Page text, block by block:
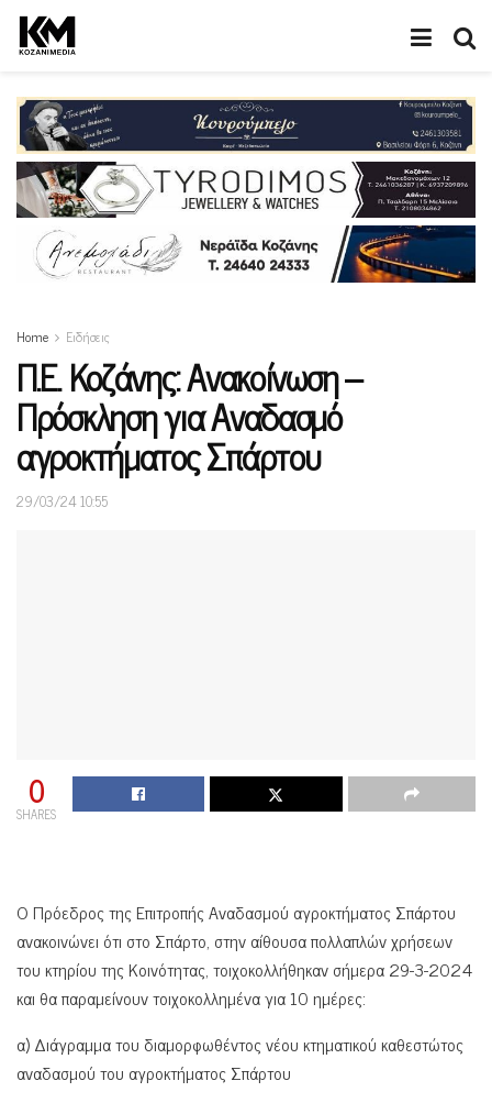
Home Ειδήσεις
Π.Ε. Κοζάνης: Ανακοίνωση –
Πρόσκληση για Αναδασμό
αγροκτήματος Σπάρτου
29/03/24 10:55
0
SHARES
Ο Πρόεδρος της Επιτροπής Αναδασμού αγροκτήματος Σπάρτου
ανακοινώνει ότι στο Σπάρτο, στην αίθουσα πολλαπλών χρήσεων
του κτηρίου της Κοινότητας, τοιχοκολλήθηκαν σήμερα 29-3-2024
και θα παραμείνουν τοιχοκολλημένα για 10 ημέρες:
α) Διάγραμμα του διαμορφωθέντος νέου κτηματικού καθεστώτος
αναδασμού του αγροκτήματος Σπάρτου